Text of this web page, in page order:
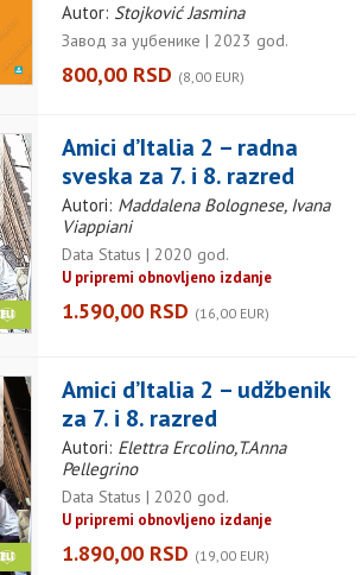
Autor: Stojković Jasmina
Завод за уџбенике | 2023 god.
800,00 RSD (8,00 EUR)
Amici d’Italia 2 – radna
sveska za 7. i 8. razred
Autori: Maddalena Bolognese, Ivana
Viappiani
Data Status | 2020 god.
U pripremi obnovljeno izdanje
1.590,00 RSD (16,00 EUR)
Amici d’Italia 2 – udžbenik
za 7. i 8. razred
Autori: Elettra Ercolino,T.Anna
Pellegrino
Data Status | 2020 god.
U pripremi obnovljeno izdanje
1.890,00 RSD (19,00 EUR)